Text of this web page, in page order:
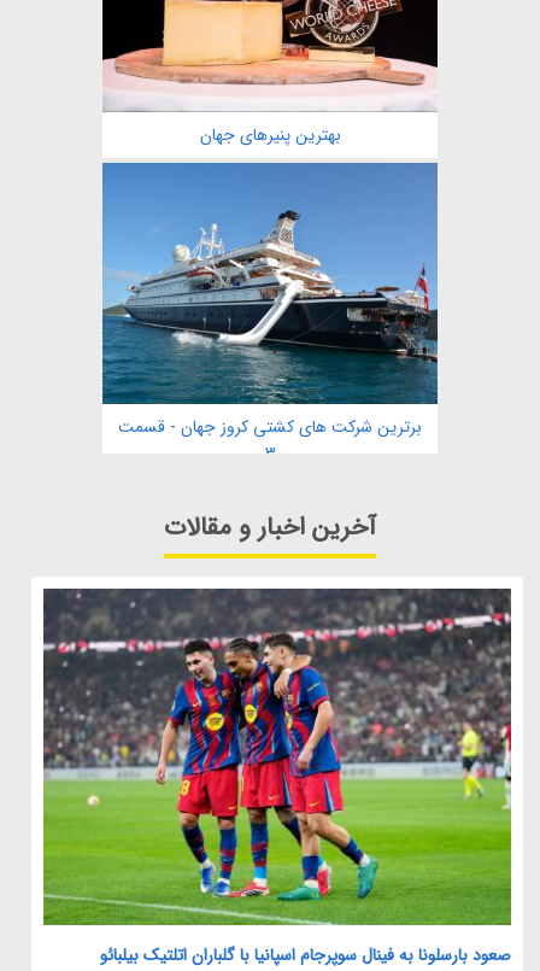
بهترین پنیرهای جهان
برترین شرکت های کشتی کروز جهان - قسمت
3
آخرین اخبار و مقالات
صعود بارسلونا به فینال سوپرجام اسپانیا با گلباران اتلتیک بیلبائو